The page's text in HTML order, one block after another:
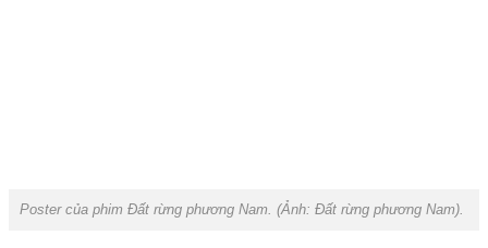
Poster của phim Đất rừng phương Nam. (Ảnh: Đất rừng phương Nam).